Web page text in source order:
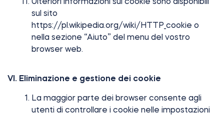
sul sito
https://pl.wikipedia.org/wiki/HTTP_cookie o
nella sezione “Aiuto” del menu del vostro
browser web.
VI. Eliminazione e gestione dei cookie
La maggior parte dei browser consente agli
utenti di controllare i cookie nelle impostazioni